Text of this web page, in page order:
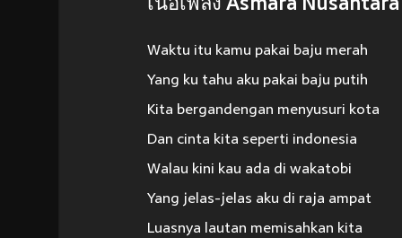
เนื้อเพลง Asmara Nusantara
Waktu itu kamu pakai baju merah
Yang ku tahu aku pakai baju putih
Kita bergandengan menyusuri kota
Dan cinta kita seperti indonesia
Walau kini kau ada di wakatobi
Yang jelas-jelas aku di raja ampat
Luasnya lautan memisahkan kita